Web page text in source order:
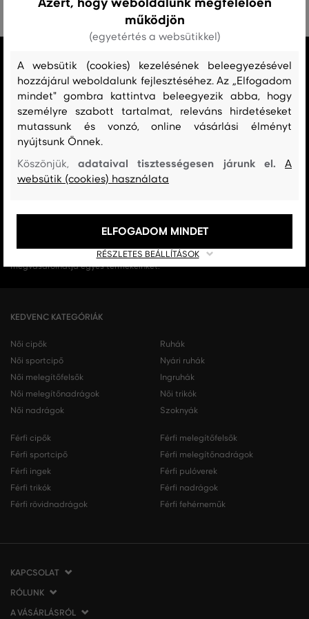
MINDEN RAKTÁRON
A webáruházban lévő összes áru raktáron van.
AZ EREDETISÉG GARANCIÁJA
Cégünk 1999-től a Gant márka exkluzív forgalmazója Magyarországon.
Nálunk mindig 100%-ban eredeti terméket vásárol.
INGYENES SZÁLLÍTÁST ÉS VISSZAKÜLDÉS
29 990 Ft feletti szállítás mindig ingyenes, az áru visszaküldéséért soha
17 ÜZLET MAGYARORSZÁGON
A webáruházunk széles kínálatán kívül az üzleteinkben is
megvásárolhatja egyes termékeinket.
KEDVENC KATEGÓRIÁK
Női cipők
Női sportcipő
Női melegítőfelsők
Női melegítőnadrágok
Női nadrágok
Ruhák
Nyári ruhák
Ingruhák
Női trikók
Szoknyák
Férfi cipők
Férfi sportcipő
Férfi ingek
Férfi trikók
Férfi rövidnadrágok
Férfi melegítőfelsők
Férfi melegítőnadrágok
Férfi pulóverek
Férfi nadrágok
Férfi fehérneműk
KAPCSOLAT
VERMONT Services Slovakia s. r. o.
Vlčie hrdlo 53
RÓLUNK
Cégünkről
A VÁSÁRLÁSRÓL
működjön
(egyetértés a websütikkel)
A websütik (cookies) kezelésének beleegyezésével
hozzájárul weboldalunk fejlesztéséhez. Az „Elfogadom
mindet" gombra kattintva beleegyezik abba, hogy
személyre szabott tartalmat, releváns hirdetéseket
mutassunk és vonzó, online vásárlási élményt
nyújtsunk Önnek.
Köszönjük,adataival tisztességesen járunk el.A
websütik (cookies) használata
RÉSZLETES BEÁLLÍTÁSOK
ELFOGADOM MINDET